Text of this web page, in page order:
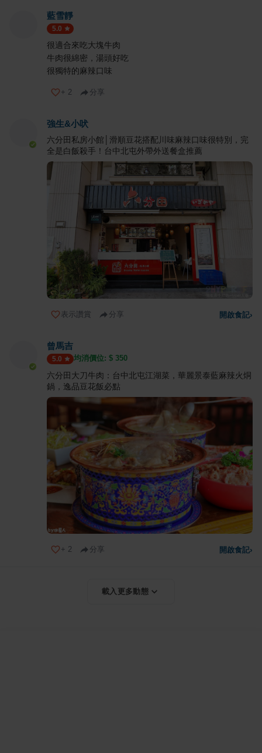
藍雪靜
5.0
很適合來吃大塊牛肉
牛肉很綿密，湯頭好吃
很獨特的麻辣口味
+ 2 分享
強生&小吠
六分田私房小館│滑順豆花搭配川味麻辣口味很特別，完
全是白飯殺手！台中北屯外帶外送餐盒推薦
表示讚賞 分享 開啟食記›
曾馬吉
5.0 均消價位: $ 350
六分田大刀牛肉：台中北屯江湖菜，華麗景泰藍麻辣火烔
鍋，逸品豆花飯必點
+ 2 分享 開啟食記›
載入更多動態